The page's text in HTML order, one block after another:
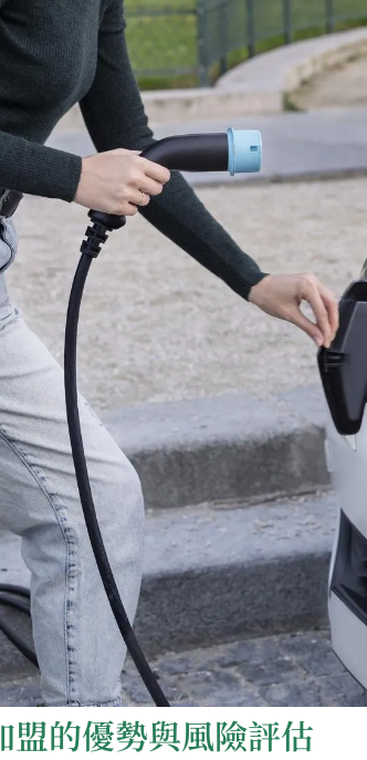
盟的優勢與風險評估